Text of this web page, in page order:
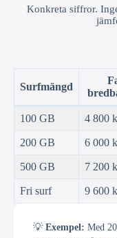
Konkreta siffror.
Surfmängd
100 GB 4 800
200 GB 6 000
500 GB 7 200
Fri surf 9 600
💡Exempel: Med